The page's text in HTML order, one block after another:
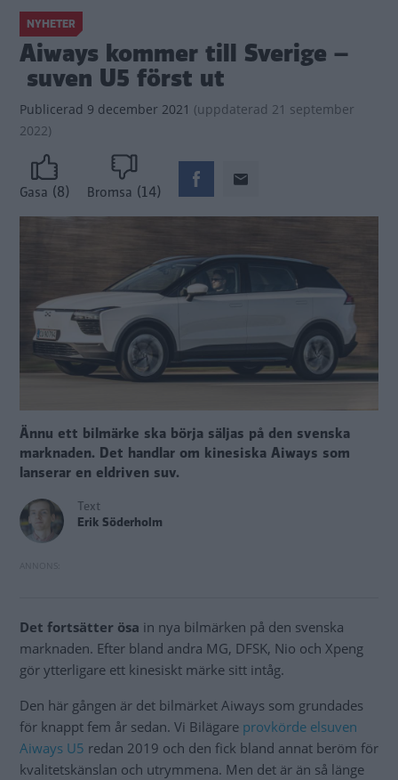
NYHETER
Aiways kommer till Sverige –
suven U5 först ut
Publicerad 9 december 2021 (uppdaterad 21 september
2022)
Gasa (8) Bromsa (14)
Ännu ett bilmärke ska börja säljas på den svenska
marknaden. Det handlar om kinesiska Aiways som
lanserar en eldriven suv.
Text
Erik Söderholm
Det fortsätter ösa in nya bilmärken på den svenska
marknaden. Efter bland andra MG, DFSK, Nio och Xpeng
gör ytterligare ett kinesiskt märke sitt intåg.
Den här gången är det bilmärket Aiways som grundades
för knappt fem år sedan. Vi Bilägare provkörde elsuven
Aiways U5 redan 2019 och den fick bland annat beröm för
kvalitetskänslan och utrymmena. Men det är än så länge